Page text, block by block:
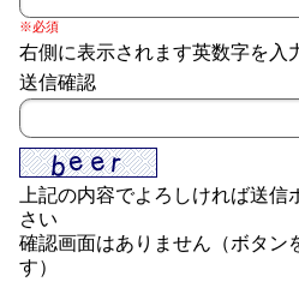
※必須
右側に表示されます英数字を入
送信確認
上記の内容でよろしければ送
さい
確認画面はありません（ボタン
す）